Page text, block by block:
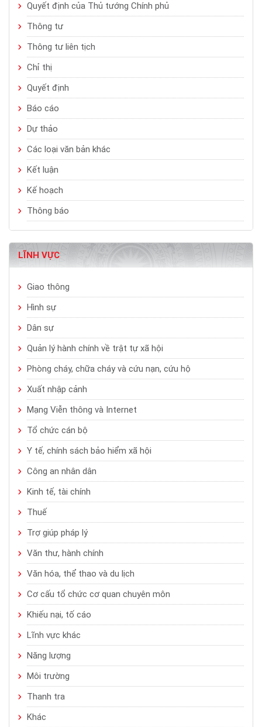
Quyết định của Thủ tướng Chính phủ
Thông tư
Thông tư liên tịch
Chỉ thị
Quyết định
Báo cáo
Dự thảo
Các loại văn bản khác
Kết luận
Kế hoạch
Thông báo
LĨNH VỰC
Giao thông
Hình sự
Dân sự
Quản lý hành chính về trật tự xã hội
Phòng cháy, chữa cháy và cứu nạn, cứu hộ
Xuất nhập cảnh
Mạng Viễn thông và Internet
Tổ chức cán bộ
Y tế, chính sách bảo hiểm xã hội
Công an nhân dân
Kinh tế, tài chính
Thuế
Trợ giúp pháp lý
Văn thư, hành chính
Văn hóa, thể thao và du lịch
Cơ cấu tổ chức cơ quan chuyên môn
Khiếu nại, tố cáo
Lĩnh vực khác
Năng lượng
Môi trường
Thanh tra
Khác